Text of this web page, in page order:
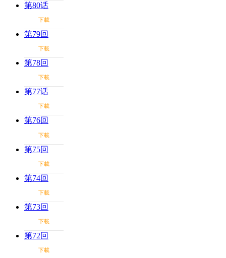
第80话
下載
第79回
下載
第78回
下載
第77话
下載
第76回
下載
第75回
下載
第74回
下載
第73回
下載
第72回
下載